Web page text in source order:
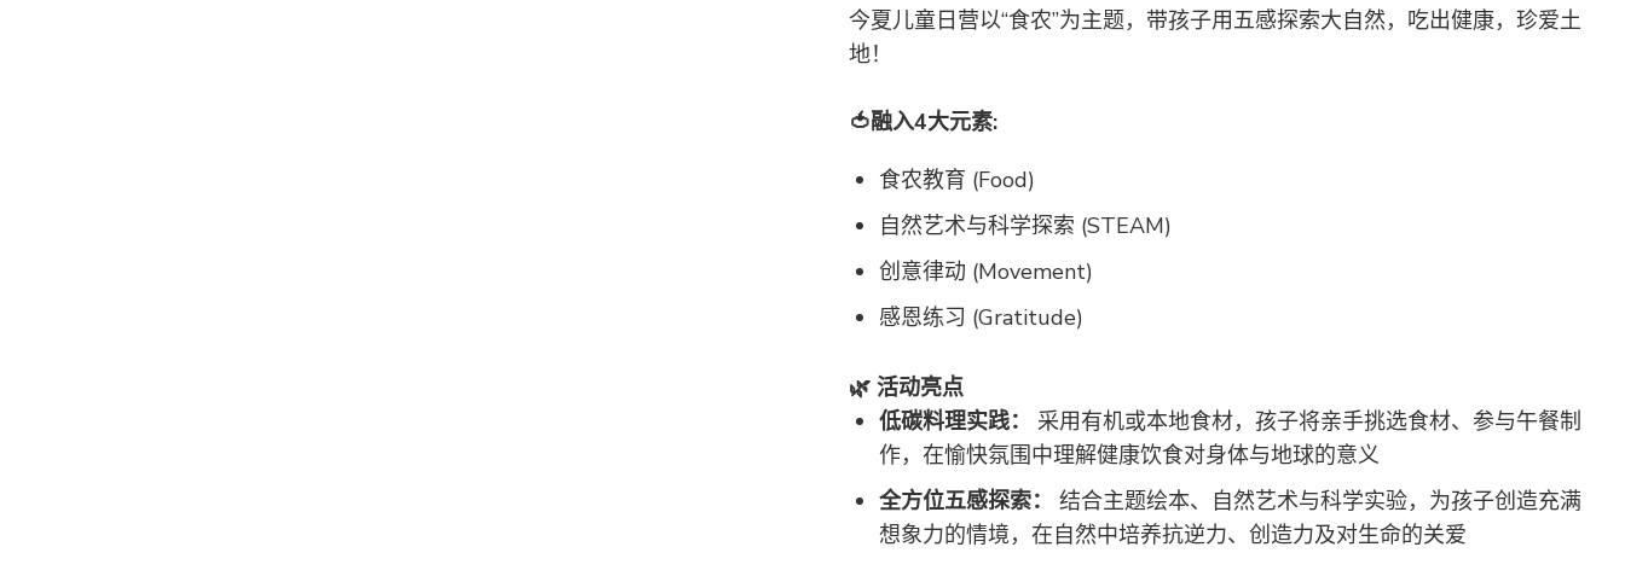
今夏儿童日营以“食农”为主题，带孩子用五感探索大自然，吃出健康，珍爱土
地！
🍅融入4大元素:
食农教育 (Food)
自然艺术与科学探索 (STEAM)
创意律动 (Movement)
感恩练习 (Gratitude)
🌿 活动亮点
低碳料理实践：
采用有机或本地食材，孩子将亲手挑选食材、参与午餐制
作，在愉快氛围中理解健康饮食对身体与地球的意义
全方位五感探索：
结合主题绘本、自然艺术与科学实验，为孩子创造充满
想象力的情境，在自然中培养抗逆力、创造力及对生命的关爱